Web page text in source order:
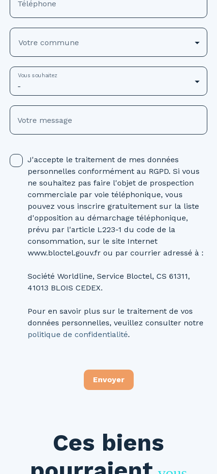
Téléphone
Votre commune
-
Vous souhaitez
Votre message
J'accepte le traitement de mes données
personnelles conformément au RGPD. Si vous
ne souhaitez pas faire l'objet de prospection
commerciale par voie téléphonique, vous
pouvez vous inscrire gratuitement sur la liste
d'opposition au démarchage téléphonique,
prévu par l'article L223-1 du code de la
consommation, sur le site Internet
www.bloctel.gouv.fr ou par courrier adressé à :
Société Worldline, Service Bloctel, CS 61311,
41013 BLOIS CEDEX.
Pour en savoir plus sur le traitement de vos
données personnelles, veuillez consulter notre
politique de confidentialité.
Envoyer
Ces biens